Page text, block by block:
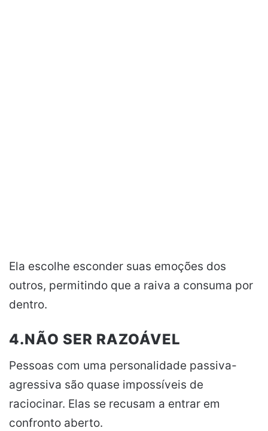
Ela escolhe esconder suas emoções dos
outros, permitindo que a raiva a consuma por
dentro.
4.NÃO SER RAZOÁVEL
Pessoas com uma personalidade passiva-
agressiva são quase impossíveis de
raciocinar. Elas se recusam a entrar em
confronto aberto.